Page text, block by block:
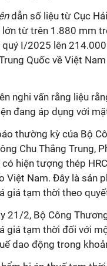
dẫn số liệu từ Cục
lớn từ trên 1.880 mm
quý I/2025 lên
Quốc về Việt
nghi vấn rằng liệu
đang áp dụng với
thường kỳ của Bộ
Chu Thắng Trung,
hiện tượng thép
Việt Nam. Đây là sản
giá tạm thời theo
21/2, Bộ Công
giá tạm thời đối với
dao động trong